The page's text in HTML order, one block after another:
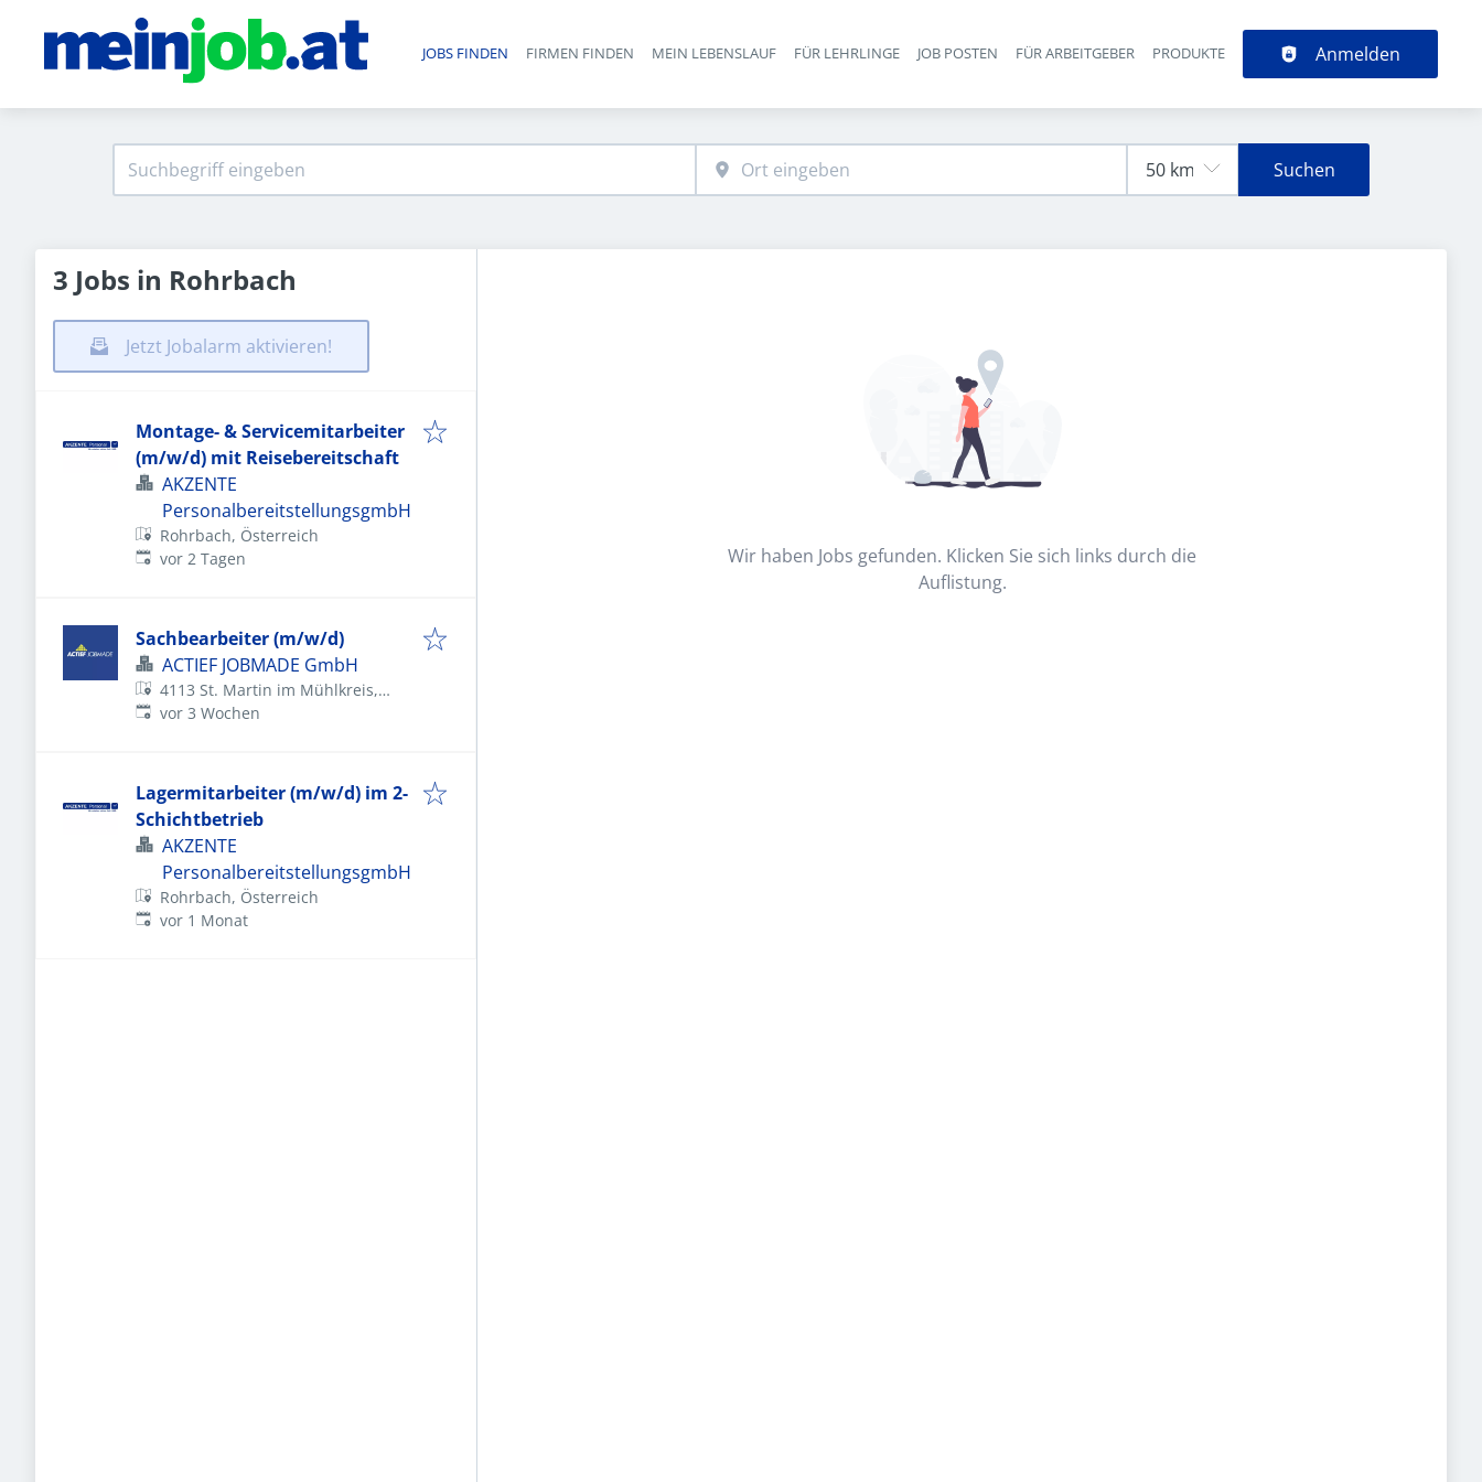
Haupt-Navigation
JOBS FINDEN FIRMEN FINDEN MEIN LEBENSLAUF FÜR LEHRLINGE JOB POSTEN FÜR ARBEITGEBER PRODUKTE Anmelden
Suchen
3 Jobs in Rohrbach
Jetzt Jobalarm aktivieren!
Montage- & Servicemitarbeiter
(m/w/d) mit Reisebereitschaft
AKZENTE
PersonalbereitstellungsgmbH
Rohrbach, Österreich
Veröffentlicht:
vor 2 Tagen
Sachbearbeiter (m/w/d)
ACTIEF JOBMADE GmbH
4113 St. Martin im Mühlkreis,
Österreich
Veröffentlicht:
vor 3 Wochen
Lagermitarbeiter (m/w/d) im 2-
Schichtbetrieb
AKZENTE
PersonalbereitstellungsgmbH
Rohrbach, Österreich
Veröffentlicht:
vor 1 Monat
Wir haben Jobs gefunden. Klicken Sie sich links durch die
Auflistung.